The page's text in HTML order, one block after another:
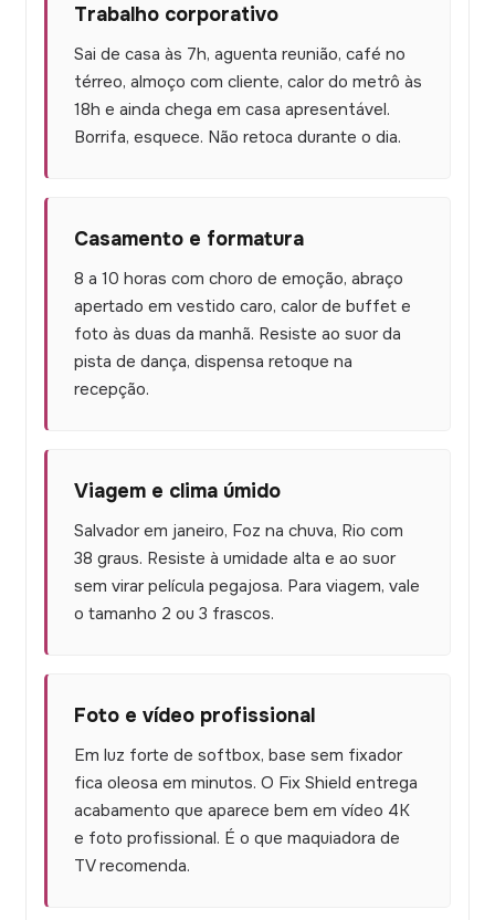
Trabalho corporativo
Sai de casa às 7h, aguenta reunião, café no
térreo, almoço com cliente, calor do metrô às
18h e ainda chega em casa apresentável.
Borrifa, esquece. Não retoca durante o dia.
Casamento e formatura
8 a 10 horas com choro de emoção, abraço
apertado em vestido caro, calor de buffet e
foto às duas da manhã. Resiste ao suor da
pista de dança, dispensa retoque na
recepção.
Viagem e clima úmido
Salvador em janeiro, Foz na chuva, Rio com
38 graus. Resiste à umidade alta e ao suor
sem virar película pegajosa. Para viagem, vale
o tamanho 2 ou 3 frascos.
Foto e vídeo profissional
Em luz forte de softbox, base sem fixador
fica oleosa em minutos. O Fix Shield entrega
acabamento que aparece bem em vídeo 4K
e foto profissional. É o que maquiadora de
TV recomenda.